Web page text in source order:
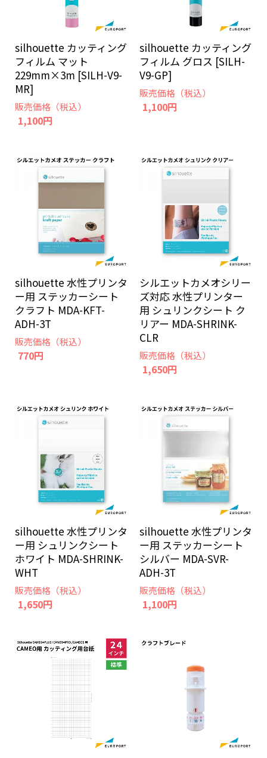
silhouette カッティング
フィルム マット
229mm×3m [SILH-V9-
MR]
販売価格（税込）
1,100円
silhouette カッティング
フィルム グロス [SILH-
V9-GP]
販売価格（税込）
1,100円
silhouette 水性プリンタ
ー用 ステッカーシート
クラフト MDA-KFT-
ADH-3T
販売価格（税込）
770円
シルエットカメオシリー
ズ対応 水性プリンター
用 シュリンクシート ク
リアー MDA-SHRINK-
CLR
販売価格（税込）
1,650円
silhouette 水性プリンタ
ー用 シュリンクシート
ホワイト MDA-SHRINK-
WHT
販売価格（税込）
1,650円
silhouette 水性プリンタ
ー用 ステッカーシート
シルバー MDA-SVR-
ADH-3T
販売価格（税込）
1,100円